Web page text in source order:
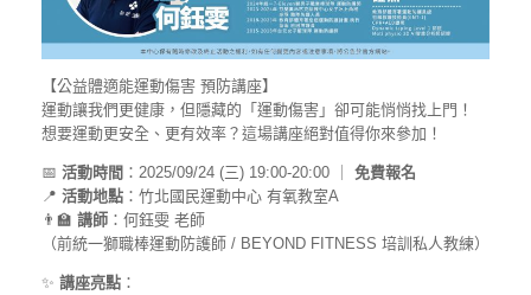
【公益體適能運動傷害 預防講座】
運動讓我們更健康，但隱藏的「運動傷害」卻可能悄悄找上門！
想要運動更安全、更有效率？這場講座絕對值得你來參加！
📅 活動時間 ：2025/09/24 (三) 19:00-20:00 ｜ 免費報名
📍 活動地點 ：竹北國民運動中心 有氧教室A
👨‍🏫 講師 ：何鈺雯 老師
（前統一獅職棒運動防護師 / BEYOND FITNESS 培訓私人教練）
✨ 講座亮點 ：